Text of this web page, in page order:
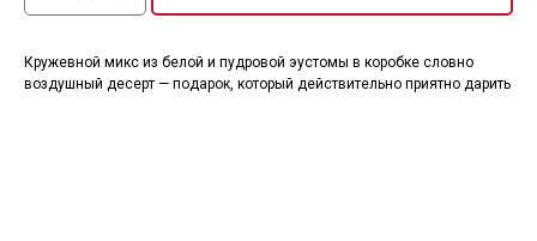
Кружевной микс из белой и пудровой эустомы в коробке словно
воздушный десерт — подарок, который действительно приятно дарить